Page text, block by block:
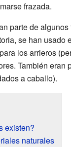
frazada.
parte de
se han usado
los arrieros
También eran
a caballo).
existen?
naturales